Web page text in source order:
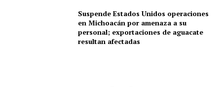
Suspende Estados Unidos operaciones
en Michoacán por amenaza a su
personal; exportaciones de aguacate
resultan afectadas